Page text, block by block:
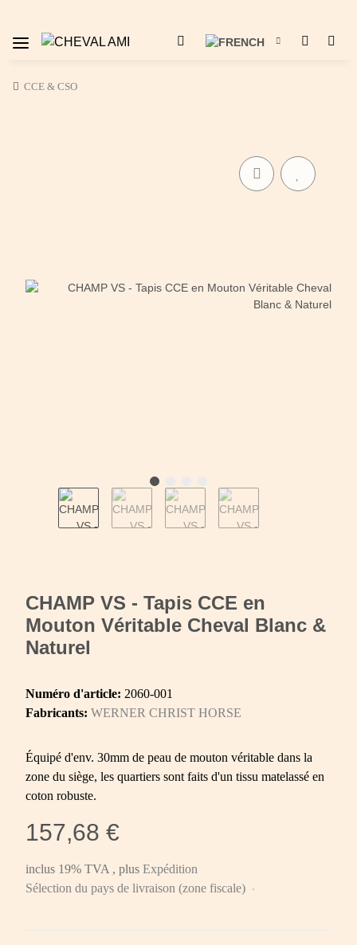
CCE & CSO
CHAMP VS - Tapis CCE en
Mouton Véritable Cheval Blanc &
Naturel
Numéro d'article: 2060-001
Fabricants: WERNER CHRIST HORSE
Équipé d'env. 30mm de peau de mouton véritable dans la
zone du siège, les quartiers sont faits d'un tissu matelassé en
coton robuste.
157,68 €
inclus 19% TVA , plus Expédition
Sélection du pays de livraison (zone fiscale)